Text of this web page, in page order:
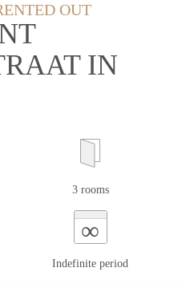
OUT
IN
3 rooms
∞
Indefinite period